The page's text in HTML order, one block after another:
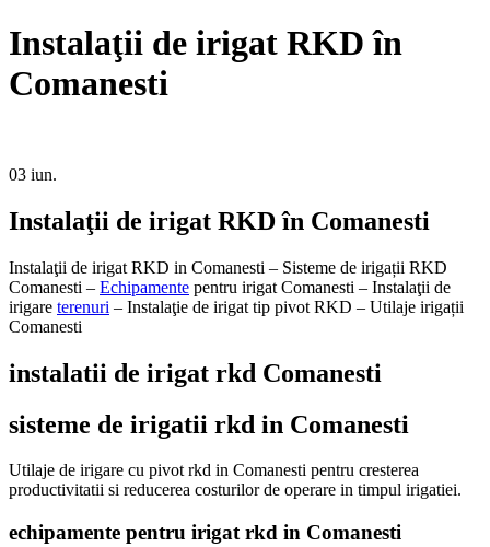
Instalaţii de irigat RKD în
Comanesti
03 iun.
Instalaţii de irigat RKD în Comanesti
Instalaţii de irigat RKD in Comanesti – Sisteme de irigații RKD
Comanesti – Echipamente pentru irigat Comanesti – Instalaţii de
irigare terenuri – Instalaţie de irigat tip pivot RKD – Utilaje irigații
Comanesti
instalatii de irigat rkd Comanesti
sisteme de irigatii rkd in Comanesti
Utilaje de irigare cu pivot rkd in Comanesti pentru cresterea
productivitatii si reducerea costurilor de operare in timpul irigatiei.
echipamente pentru irigat rkd in Comanesti